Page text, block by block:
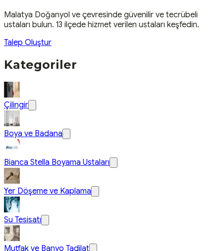
Malatya Doğanyol ve çevresinde güvenilir ve tecrübeli
ustaları bulun. 13 ilçede hizmet verilen ustaları keşfedin.
Talep Oluştur
Kategoriler
Çilingir
Boya ve Badana
Bianca Stella Boyama Ustaları
Yer Döşeme ve Kaplama
Su Tesisatı
Mutfak ve Banyo Tadilat